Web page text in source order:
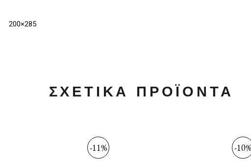
200×285
ΣΧΕΤΙΚΆ ΠΡΟΪΌΝΤΑ
-11% -